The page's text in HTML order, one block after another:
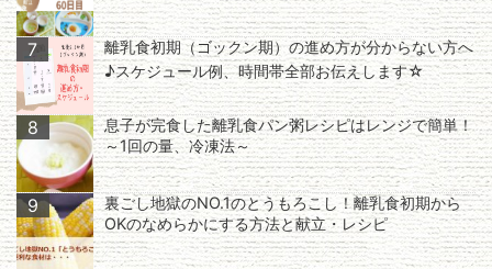
7
離乳食初期（ゴックン期）の進め方が分からない方へ
♪スケジュール例、時間帯全部お伝えします☆
8
息子が完食した離乳食パン粥レシピはレンジで簡単！
～1回の量、冷凍法～
9
裏ごし地獄のNO.1のとうもろこし！離乳食初期から
OKのなめらかにする方法と献立・レシピ